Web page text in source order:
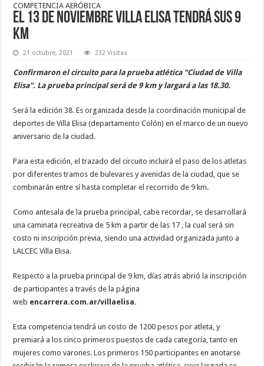
COMPETENCIA AERÓBICA
El 13 de noviembre Villa Elisa tendrá sus 9
km
21 octubre, 2021 232 Visitas
Confirmaron el circuito para la prueba atlética "Ciudad de Villa
Elisa". La prueba principal será de 9 km y largará a las 18.30.
Será la edición 38. Es organizada desde la coordinación municipal de
deportes de Villa Elisa (departamento Colón) en el marco de un nuevo
aniversario de la ciudad.
Para esta edición, el trazado del circuito incluirá el paso de los atletas
por diferentes tramos de bulevares y avenidas de la ciudad, que se
combinarán entre sí hasta completar el recorrido de 9 km.
Como antesala de la prueba principal, cabe recordar, se desarrollará
una caminata recreativa de 5 km a partir de las 17 , la cual será sin
costo ni inscripción previa, siendo una actividad organizada junto a
LALCEC Villa Elisa.
Respecto a la prueba principal de 9 km, días atrás abrió la inscripción
de participantes a través de la página
web encarrera.com.ar/villaelisa.
Esta competencia tendrá un costo de 1200 pesos por atleta, y
premiará a los cinco primeros puestos de cada categoría, tanto en
mujeres como varones. Los primeros 150 participantes en anotarse